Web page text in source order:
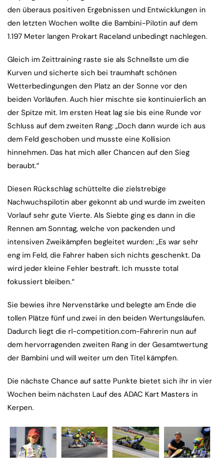
den überaus positiven Ergebnissen und Entwicklungen in
den letzten Wochen wollte die Bambini-Pilotin auf dem
1.197 Meter langen Prokart Raceland unbedingt nachlegen.
Gleich im Zeittraining raste sie als Schnellste um die
Kurven und sicherte sich bei traumhaft schönen
Wetterbedingungen den Platz an der Sonne vor den
beiden Vorläufen. Auch hier mischte sie kontinuierlich an
der Spitze mit. Im ersten Heat lag sie bis eine Runde vor
Schluss auf dem zweiten Rang: „Doch dann wurde ich aus
dem Feld geschoben und musste eine Kollision
hinnehmen. Das hat mich aller Chancen auf den Sieg
beraubt.“
Diesen Rückschlag schüttelte die zielstrebige
Nachwuchspilotin aber gekonnt ab und wurde im zweiten
Vorlauf sehr gute Vierte. Als Siebte ging es dann in die
Rennen am Sonntag, welche von packenden und
intensiven Zweikämpfen begleitet wurden: „Es war sehr
eng im Feld, die Fahrer haben sich nichts geschenkt. Da
wird jeder kleine Fehler bestraft. Ich musste total
fokussiert bleiben.“
Sie bewies ihre Nervenstärke und belegte am Ende die
tollen Plätze fünf und zwei in den beiden Wertungsläufen.
Dadurch liegt die rl-competition.com-Fahrerin nun auf
dem hervorragenden zweiten Rang in der Gesamtwertung
der Bambini und will weiter um den Titel kämpfen.
Die nächste Chance auf satte Punkte bietet sich ihr in vier
Wochen beim nächsten Lauf des ADAC Kart Masters in
Kerpen.